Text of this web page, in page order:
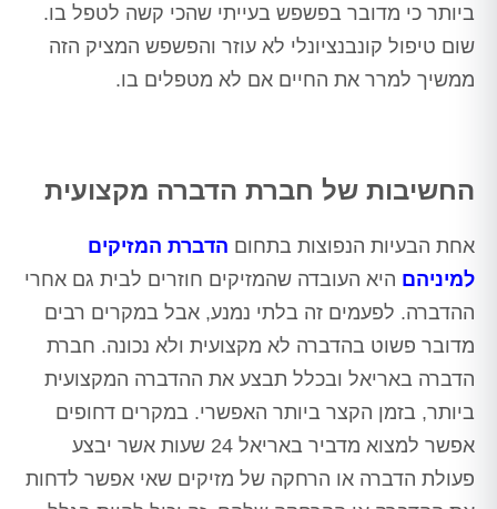
ביותר כי מדובר בפשפש בעייתי שהכי קשה לטפל בו.
שום טיפול קונבנציונלי לא עוזר והפשפש המציק הזה
ממשיך למרר את החיים אם לא מטפלים בו.
החשיבות של חברת הדברה מקצועית
אחת הבעיות הנפוצות בתחום הדברת המזיקים
למיניהם היא העובדה שהמזיקים חוזרים לבית גם אחרי
ההדברה. לפעמים זה בלתי נמנע, אבל במקרים רבים
מדובר פשוט בהדברה לא מקצועית ולא נכונה. חברת
הדברה באריאל ובכלל תבצע את ההדברה המקצועית
ביותר, בזמן הקצר ביותר האפשרי. במקרים דחופים
אפשר למצוא מדביר באריאל 24 שעות אשר יבצע
פעולת הדברה או הרחקה של מזיקים שאי אפשר לדחות